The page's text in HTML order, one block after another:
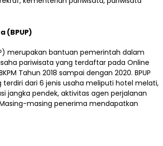
(BPUP)
merupakan bantuan pemerintah dalam
pariwisata yang terdaftar pada Online
Tahun 2018 sampai dengan 2020. BPUP
terdiri dari 6 jenis usaha meliputi hotel melati,
jangka pendek, aktivitas agen perjalanan
masing penerima mendapatkan